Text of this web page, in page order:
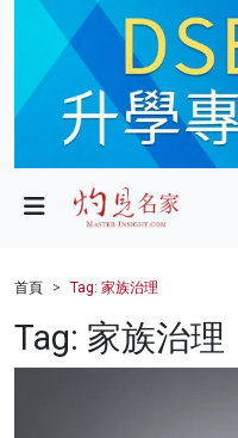
政局
財經
健康
首頁 Tag: 家族治理
Tag: 家族治理